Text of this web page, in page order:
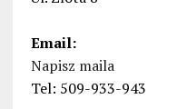
Email:
Napisz maila
Tel: 509-933-943